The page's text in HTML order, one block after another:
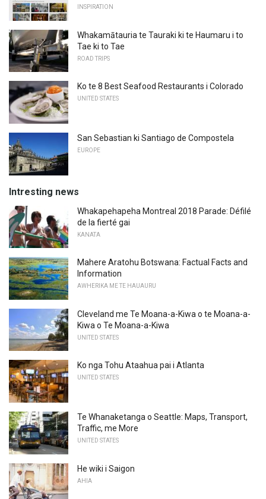
INSPIRATION
Whakamātauria te Tauraki ki te Haumaru i to
Tae ki to Tae
ROAD TRIPS
Ko te 8 Best Seafood Restaurants i Colorado
UNITED STATES
San Sebastian ki Santiago de Compostela
EUROPE
Intresting news
Whakapehapeha Montreal 2018 Parade: Défilé
de la fierté gai
KANATA
Mahere Aratohu Botswana: Factual Facts and
Information
AWHERIKA ME TE HAUAURU
Cleveland me Te Moana-a-Kiwa o te Moana-a-
Kiwa o Te Moana-a-Kiwa
UNITED STATES
Ko nga Tohu Ataahua pai i Atlanta
UNITED STATES
Te Whanaketanga o Seattle: Maps, Transport,
Traffic, me More
UNITED STATES
He wiki i Saigon
AHIA